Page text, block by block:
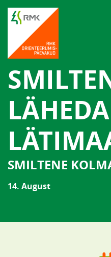
SMILTENE
14. August